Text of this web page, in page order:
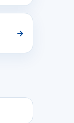
→